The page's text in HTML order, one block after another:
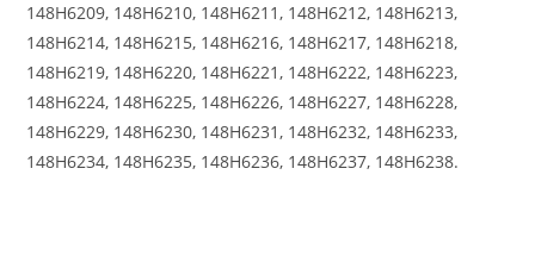
148H6209, 148H6210, 148H6211, 148H6212, 148H6213,
148H6214, 148H6215, 148H6216, 148H6217, 148H6218,
148H6219, 148H6220, 148H6221, 148H6222, 148H6223,
148H6224, 148H6225, 148H6226, 148H6227, 148H6228,
148H6229, 148H6230, 148H6231, 148H6232, 148H6233,
148H6234, 148H6235, 148H6236, 148H6237, 148H6238.